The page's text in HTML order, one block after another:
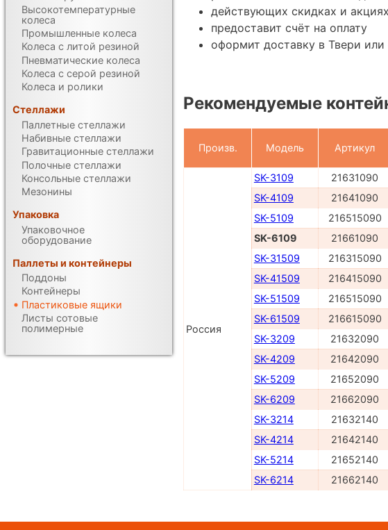
действующих скидках и акциях
предоставит счёт на оплату
оформит доставку в Твери
Рекомендуемые
Произв. Модель Артикул
Россия
SK-3109 21631090
SK-4109
21641090
SK-5109
216515090
SK-6109
21661090
SK-31509
216315090
SK-41509
216415090
SK-51509
216515090
SK-61509
216615090
SK-3209
21632090
SK-4209
21642090
SK-5209
21652090
SK-6209
21662090
SK-3214
21632140
SK-4214
21642140
SK-5214
21652140
SK-6214
21662140
Высокотемпературные
колеса
Промышленные колеса
Колеса с литой резиной
Пневматические колеса
Колеса с серой резиной
Колеса и ролики
Стеллажи
Паллетные стеллажи
Набивные стеллажи
Гравитационные стеллажи
Полочные стеллажи
Консольные стеллажи
Мезонины
Упаковка
Упаковочное
оборудование
Паллеты и контейнеры
Поддоны
Контейнеры
Пластиковые ящики
Листы сотовые
полимерные